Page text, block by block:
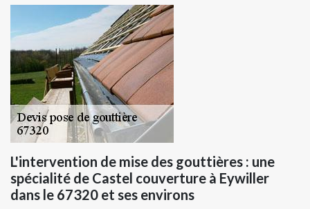
L'intervention de mise des gouttières : une
spécialité de Castel couverture à Eywiller
dans le 67320 et ses environs